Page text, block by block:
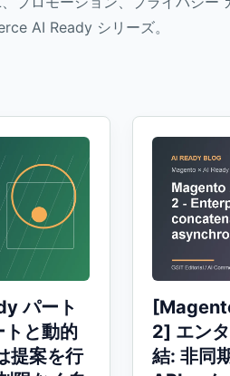
AI Ready シリーズ。
パート
と動的
提案を行
2] エン
結: 非同